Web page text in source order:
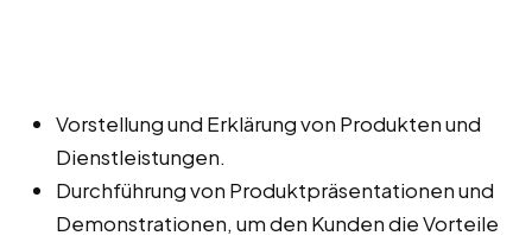
Vorstellung und Erklärung von Produkten und
Dienstleistungen.
Durchführung von Produktpräsentationen und
Demonstrationen, um den Kunden die Vorteile